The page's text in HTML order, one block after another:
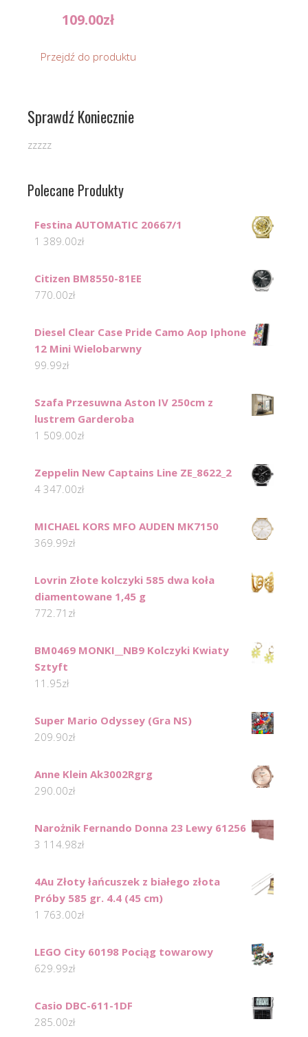
109.00zł
Przejdź do produktu
Sprawdź Koniecznie
zzzzz
Polecane Produkty
Festina AUTOMATIC 20667/1
1 389.00zł
Citizen BM8550-81EE
770.00zł
Diesel Clear Case Pride Camo Aop Iphone
12 Mini Wielobarwny
99.99zł
Szafa Przesuwna Aston IV 250cm z
lustrem Garderoba
1 509.00zł
Zeppelin New Captains Line ZE_8622_2
4 347.00zł
MICHAEL KORS MFO AUDEN MK7150
369.99zł
Lovrin Złote kolczyki 585 dwa koła
diamentowane 1,45 g
772.71 zł
BM0469 MONKI__NB9 Kolczyki Kwiaty
Sztyft
11.95zł
Super Mario Odyssey (Gra NS)
209.90zł
Anne Klein Ak3002Rgrg
290.00zł
Narożnik Fernando Donna 23 Lewy 61256
3 114.98zł
4Au Złoty łańcuszek z białego złota
Próby 585 gr. 4.4 (45 cm)
1 763.00zł
LEGO City 60198 Pociąg towarowy
629.99zł
Casio DBC-611-1DF
285.00zł